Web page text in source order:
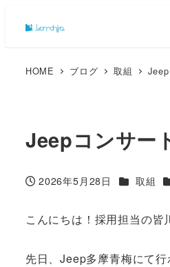
HOME ブログ 取組
Jeepコンサー
投稿日
2026年5月28日 カテゴリー
取組
こんにちは！採用担当の皆
先日、Jeep多摩青梅にて